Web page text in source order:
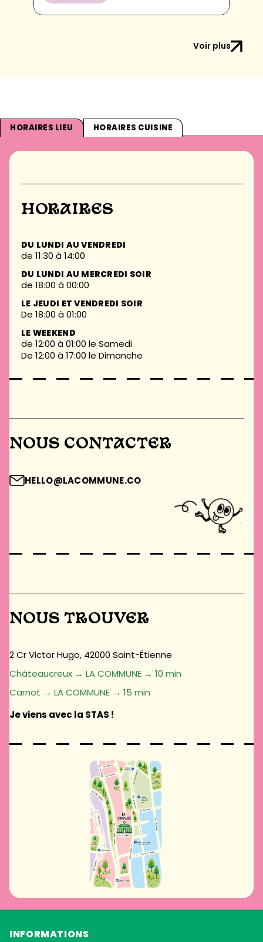
Voir plus
HORAIRES LIEU HORAIRES CUISINE
HORAIRES
DU LUNDI AU VENDREDI
de 11:30 à 14:00
DU LUNDI AU MERCREDI SOIR
de 18:00 à 00:00
LE JEUDI ET VENDREDI SOIR
De 18:00 à 01:00
LE WEEKEND
de 12:00 à 01:00 le Samedi
De 12:00 à 17:00 le Dimanche
NOUS CONTACTER
HELLO@LACOMMUNE.CO
NOUS TROUVER
2 Cr Victor Hugo, 42000 Saint-Étienne
Châteaucreux → LA COMMUNE → 10 min
Carnot → LA COMMUNE → 15 min
Je viens avec la STAS !
INFORMATIONS